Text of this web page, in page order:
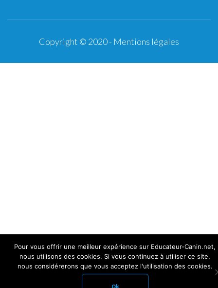
Copyright © 2020 - Mentions légales
Pour vous offrir une meilleur expérience sur Educateur-Canin.net,
nous utilisons des cookies. Si vous continuez à utiliser ce site,
nous considérerons que vous acceptez l'utilisation des cookies.
Ok